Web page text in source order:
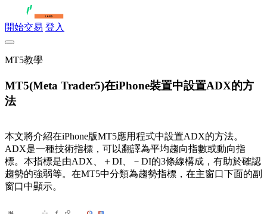
開始交易 登入
MT5教學
MT5(Meta Trader5)在iPhone裝置中設置ADX的方
法
本文將介紹在iPhone版MT5應用程式中設置ADX的方法。
ADX是一種技術指標，可以翻譯為平均趨向指數或動向指
標。本指標是由ADX、＋DI、－DI的3條線構成，有助於確認
趨勢的強弱等。在MT5中分類為趨勢指標，在主窗口下面的副
窗口中顯示。